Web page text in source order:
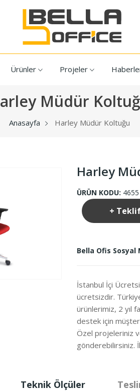
Ürünler Projeler
Müdür
Anasayfa Harley Müdür Koltuğu
Harley
ÜRÜN KODU: 4655
+
Bella Ofis Sosyal
İstanbul İçi
ücretsizdir.
ürünlerimiz, 2 yıl
destek için
Özel projeleriniz
gönderebilirsiniz.
Teknik Ölçüler